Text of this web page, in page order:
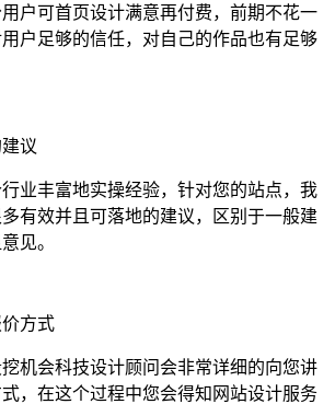
户可首页设计满意再付费，前期不花一
户足够的信任，对自己的作品也有足够
议
业丰富地实操经验，针对您的站点，我
有效并且可落地的建议，区别于一般建
见。
方式
机会科技设计顾问会非常详细的向您讲
，在这个过程中您会得知网站设计服务